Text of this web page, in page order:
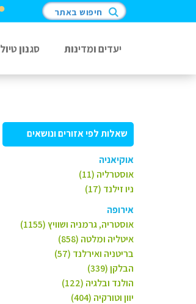
חיפוש באתר
יעדים ומדינות סגנון טיול
שאלות לפי אזורים ונושאים
אוקיאניה
אוסטרליה (11)
ניו זילנד (17)
אירופה
אוסטריה, גרמניה ושוויץ (1155)
איטליה ומלטה (858)
בריטניה ואירלנד (57)
הבלקן (339)
הולנד ובלגיה (122)
יוון וטורקיה (404)